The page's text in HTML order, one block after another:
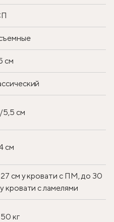
см
см
см
см у кровати с ПМ, до 30
кровати с ламелями
кг